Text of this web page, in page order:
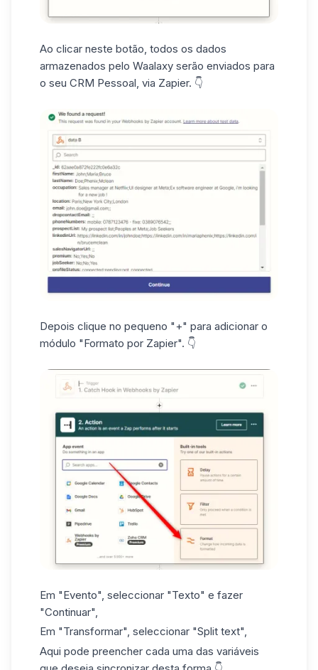
Ao clicar neste botão, todos os dados
armazenados pelo Waalaxy serão enviados para
o seu CRM Pessoal, via Zapier. 👇
Depois clique no pequeno "+" para adicionar o
módulo "Formato por Zapier". 👇
Em "Evento", seleccionar "Texto" e fazer
"Continuar",
Em "Transformar", seleccionar "Split text",
Aqui pode preencher cada uma das variáveis